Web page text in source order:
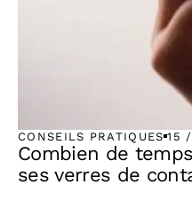
CONSEILS PRATIQUES 15
Combien de
ses verres de